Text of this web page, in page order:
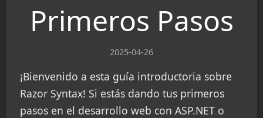
Primeros Pasos
2025-04-26
¡Bienvenido a esta guía introductoria sobre
Razor Syntax! Si estás dando tus primeros
pasos en el desarrollo web con ASP.NET o